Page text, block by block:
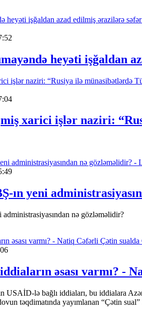
heyəti işğaldan
xarici işlər naziri:
ın yeni
nə gözləməlidir?
əsası varmı? -
USAİD-lə bağlı iddiaları, bu iddialara
təqdimatında yayımlanan “Çətin sual”